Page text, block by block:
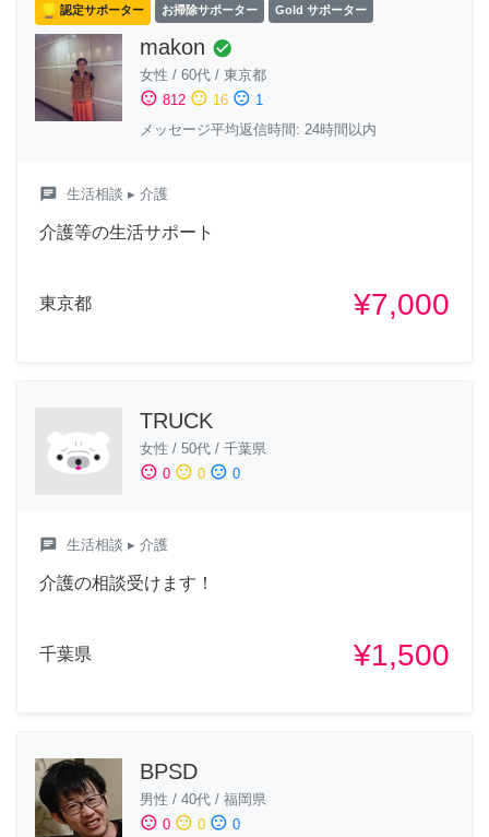
認定サポーター お掃除サポーター Gold サポーター
makon check_circle
女性 / 60代 / 東京都
sentiment_satisfied 812 sentiment_neutral 16 sentiment_dissatisfied 1
メッセージ平均返信時間: 24時間以内
chat 生活相談 ▸ 介護
介護等の生活サポート
東京都 ¥7,000
TRUCK
女性 / 50代 / 千葉県
sentiment_satisfied 0 sentiment_neutral 0 sentiment_dissatisfied 0
chat 生活相談 ▸ 介護
介護の相談受けます！
千葉県 ¥1,500
BPSD
男性 / 40代 / 福岡県
sentiment_satisfied 0 sentiment_neutral 0 sentiment_dissatisfied 0